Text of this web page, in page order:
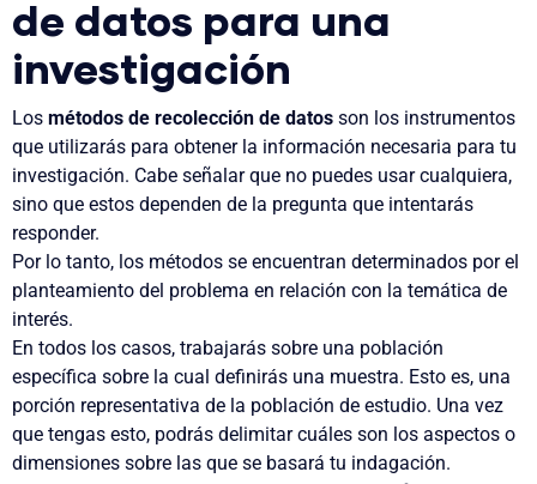
de datos para una
investigación
Los métodos de recolección de datos son los instrumentos
que utilizarás para obtener la información necesaria para tu
investigación. Cabe señalar que no puedes usar cualquiera,
sino que estos dependen de la pregunta que intentarás
responder.
Por lo tanto, los métodos se encuentran determinados por el
planteamiento del problema en relación con la temática de
interés.
En todos los casos, trabajarás sobre una población
específica sobre la cual definirás una muestra. Esto es, una
porción representativa de la población de estudio. Una vez
que tengas esto, podrás delimitar cuáles son los aspectos o
dimensiones sobre las que se basará tu indagación.